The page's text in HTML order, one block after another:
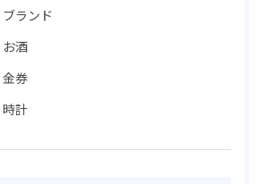
ブランド
お酒
金券
時計